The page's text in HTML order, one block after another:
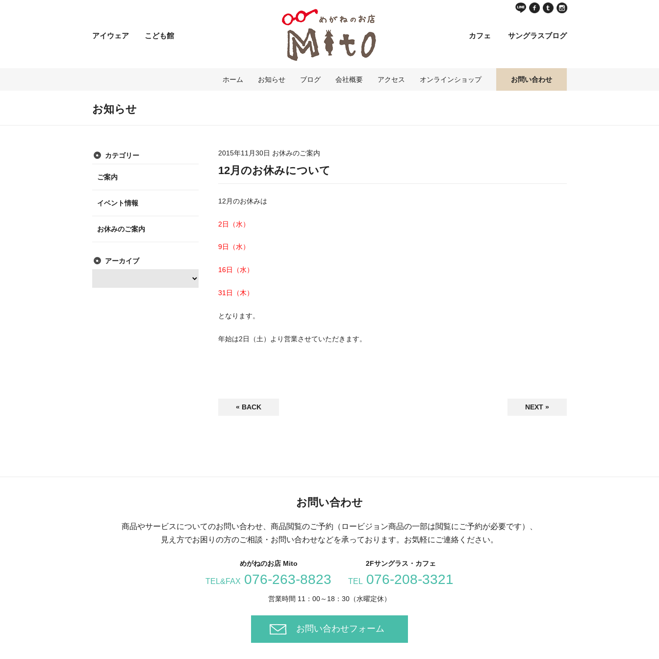
アイウェア こども館 サングラスブログ
カフェ
ホーム お知らせ ブログ 会社概要 アクセス オンラインショップ お問い合わせ
お知らせ
2015年11月30日 お休みのご案内
12月のお休みについて
12月のお休みは
2日（水）
9日（水）
16日（水）
31日（木）
となります。
年始は2日（土）より営業させていただきます。
NEXT »
« BACK
カテゴリー
ご案内
イベント情報
お休みのご案内
アーカイブ
お問い合わせ
商品やサービスについてのお問い合わせ、商品閲覧のご予約（ロービジョン商品の一部は閲覧にご予約が必要です）、
見え方でお困りの方のご相談・お問い合わせなどを承っております。お気軽にご連絡ください。
めがねのお店 Mito
TEL&FAX 076-263-8823
2Fサングラス・カフェ
TEL 076-208-3321
営業時間 11：00～18：30（水曜定休）
お問い合わせフォーム